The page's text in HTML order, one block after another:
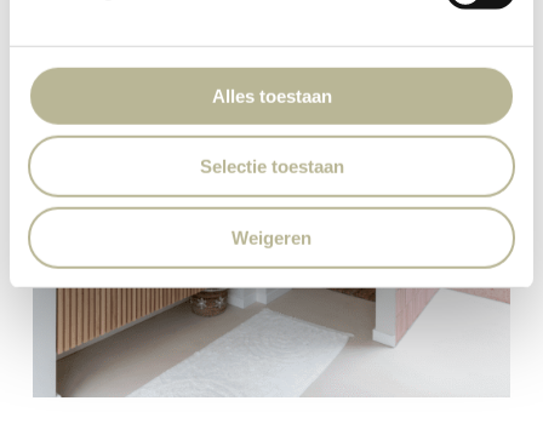
Alles toestaan
Selectie toestaan
Weigeren